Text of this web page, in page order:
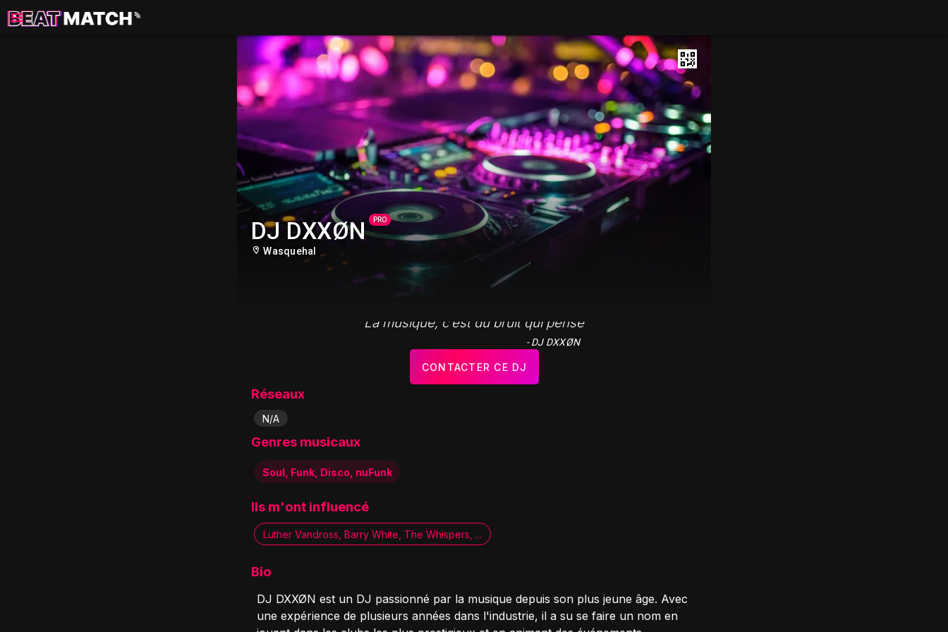
DJ DXXØN PRO
Wasquehal
"La musique, c’est du bruit qui pense"
- DJ DXXØN
CONTACTER CE DJ
Réseaux
N/A
Genres musicaux
Soul, Funk, Disco, nuFunk
Ils m'ont influencé
Luther Vandross, Barry White, The Whispers, ...
Bio
DJ DXXØN est un DJ passionné par la musique depuis son plus jeune âge. Avec
une expérience de plusieurs années dans l'industrie, il a su se faire un nom en